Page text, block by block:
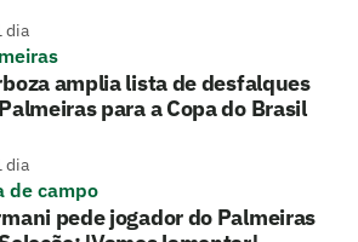
dia
amplia lista de desfalques
para a Copa do Brasil
dia
de campo
pede jogador do Palmeiras